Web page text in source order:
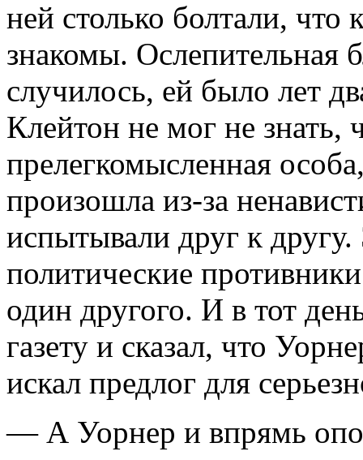
ней столько болтали,
знакомы. Ослепительная
случилось, ей было лет
Клейтон не мог не знать,
прелегкомысленная
произошла из-за
испытывали друг к
политические
один другого. И в тот
газету и сказал, что
искал предлог для
— А Уорнер и впрямь